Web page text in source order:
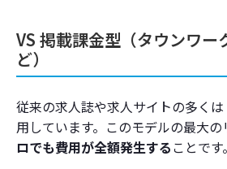
VS 掲載課金型（タウンワー
ど）
従来の求人誌や求人サイトの多く
用しています。このモデルの最大の
ロでも費用が全額発生することです。